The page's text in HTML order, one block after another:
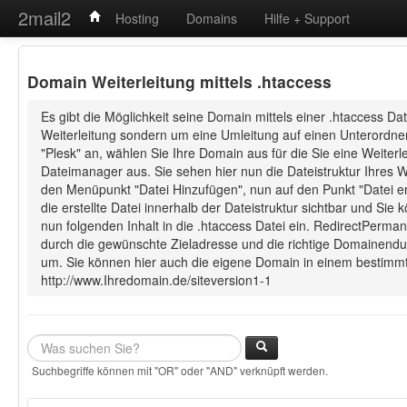
2mail2 Hosting Domains Hilfe + Support
Domain Weiterleitung mittels .htaccess
Es gibt die Möglichkeit seine Domain mittels einer .htaccess
Weiterleitung sondern um eine Umleitung auf einen
"Plesk" an, wählen Sie Ihre Domain aus für die Sie eine
Dateimanager aus. Sie sehen hier nun die Dateistruktur Ihres
den Menüpunkt "Datei Hinzufügen", nun auf den Punkt "Datei
die erstellte Datei innerhalb der Dateistruktur sichtbar und Sie
nun folgenden Inhalt in die .htaccess Datei ein.
durch die gewünschte Zieladresse und die richtige
um. Sie können hier auch die eigene Domain in einem
http://www.Ihredomain.de/siteversion1-1
Suchbegriffe können mit "OR" oder "AND" verknüpft werden.